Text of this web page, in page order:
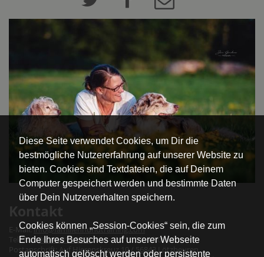
Diese Seite verwendet Cookies, um Dir die
bestmögliche Nutzererfahrung auf unserer Website zu
bieten. Cookies sind Textdateien, die auf Deinem
Computer gespeichert werden und bestimmte Daten
über Dein Nutzerverhalten speichern.
Cookies können „Session-Cookies“ sein, die zum
Ende Ihres Besuches auf unserer Webseite
automatisch gelöscht werden oder persistente
Kontakt
E-Mail:info@familienhundtraining.com
Telefon:06543 818 1888(Mo - Do 10:00- 12:00 Uhr)
Postanschrift: Auf Hierenskreuz10 / 56843Lötzbeuren